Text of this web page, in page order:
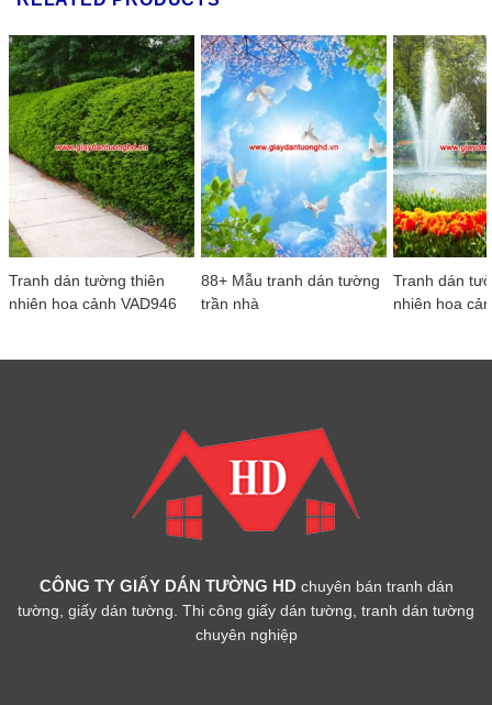
Tranh dán tường thiên
nhiên hoa cảnh VAD946
88+ Mẫu tranh dán tường
trần nhà
Tranh dán
nhiên hoa
CÔNG TY GIẤY DÁN TƯỜNG HD chuyên bán tranh dán
tường, giấy dán tường. Thi công giấy dán tường, tranh dán tường
chuyên nghiệp